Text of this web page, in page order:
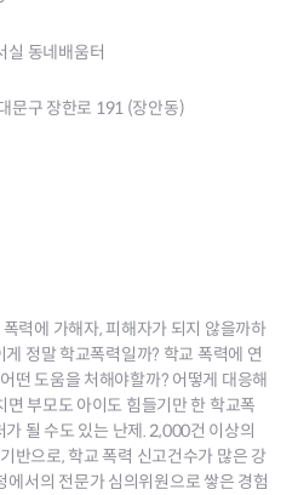
실 동네배움터
문구 장한로 191 (장안동)
력에 가해자, 피해자가 되지 않을까하
게 정말 학교폭력일까? 학교 폭력에 연
떤 도움을 처해야할까? 어떻게 대응해
면 부모도 아이도 힘들기만 한 학교폭
가 될 수도 있는 난제. 2,000건 이상의
반으로, 학교 폭력 신고건수가 많은 강
에서의 전문가 심의위원으로 쌓은 경험